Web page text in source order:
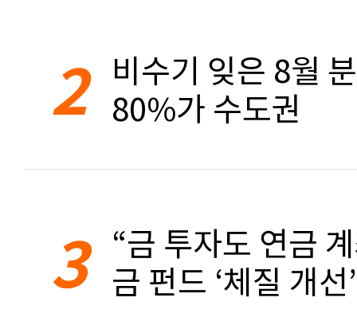
2 비수기 잊은 8월
80%가 수도권
3 “금 투자도 연금
금 펀드 ‘체질 개선’